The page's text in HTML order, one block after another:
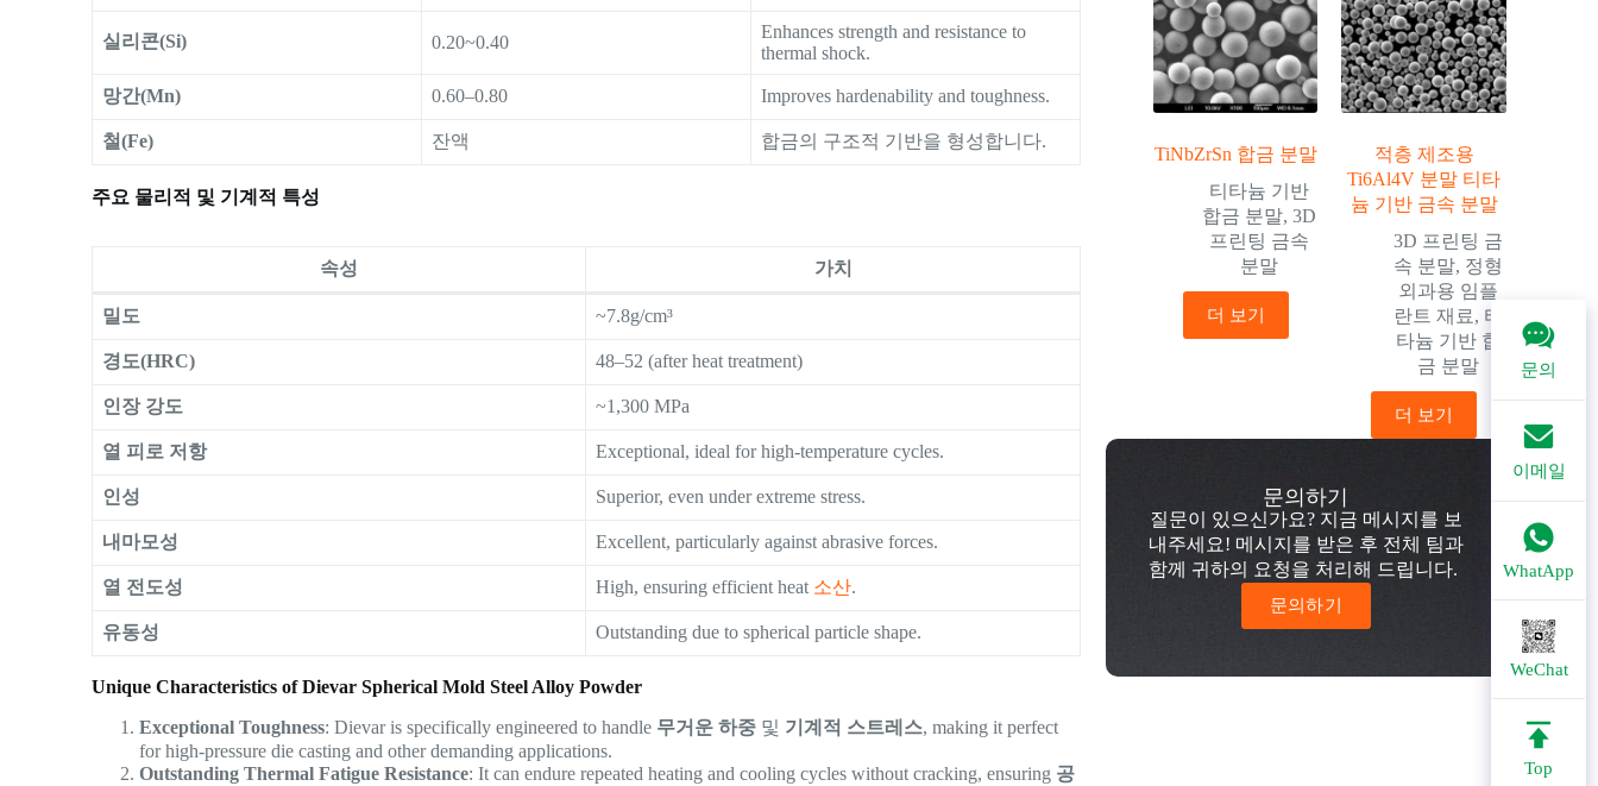
문의
이메일
WhatApp
WeChat
Top
실리콘(Si) 0.20~0.40
Enhances strength and resistance to
thermal shock.
망간(Mn) 0.60–0.80 Improves hardenability and toughness.
철(Fe) 잔액 합금의 구조적 기반을 형성합니다.
주요 물리적 및 기계적 특성
속성 가치
밀도 ~7.8g/cm³
경도(HRC) 48–52 (after heat treatment)
인장 강도 ~1,300 MPa
열 피로 저항 Exceptional, ideal for high-temperature cycles.
인성 Superior, even under extreme stress.
내마모성 Excellent, particularly against abrasive forces.
열 전도성 High, ensuring efficient heat 소산.
유동성 Outstanding due to spherical particle shape.
Unique Characteristics of Dievar Spherical Mold Steel Alloy Powder
Exceptional Toughness: Dievar is specifically engineered to handle 무거운 하중 및 기계적 스트레스, making it perfect
for high-pressure die casting and other demanding applications.
Outstanding Thermal Fatigue Resistance: It can endure repeated heating and cooling cycles without cracking, ensuring 공
TiNbZrSn 합금 분말
티타늄 기반
합금 분말,3D
프린팅 금속
분말
더 보기
적층 제조용
Ti6Al4V 분말 티타
늄 기반 금속 분말
3D 프린팅 금
속 분말, 정형
외과용 임플
란트 재료, 티
타늄 기반 합
금 분말
더 보기
문의하기
질문이 있으신가요? 지금 메시지를 보
내주세요! 메시지를 받은 후 전체 팀과
함께 귀하의 요청을 처리해 드립니다.
문의하기